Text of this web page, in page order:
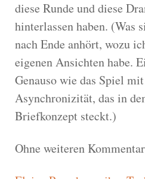
diese Runde und diese
hinterlassen haben. (Was
nach Ende anhört, wozu
eigenen Ansichten habe.
Genauso wie das Spiel
Asynchronizität, das in
Briefkonzept steckt.)
Ohne weiteren